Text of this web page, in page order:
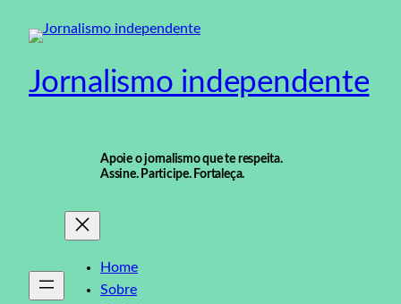
para
conteúdo
Jornalismo independente
Apoie o jornalismo que te respeita.
Assine. Participe. Fortaleça.
Home
Sobre